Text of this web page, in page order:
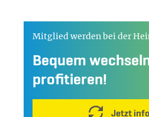
Mitglied werden bei der
Bequem
profitieren!
Jetzt